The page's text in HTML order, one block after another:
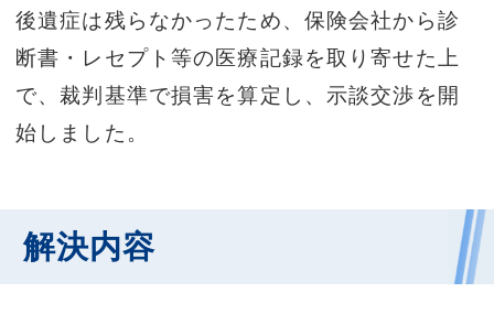
後遺症は残らなかったため、保険会社から診
断書・レセプト等の医療記録を取り寄せた上
で、裁判基準で損害を算定し、示談交渉を開
始しました。
解決内容